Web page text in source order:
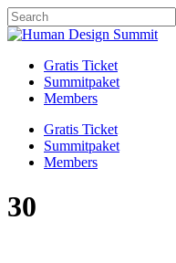
Skip
to
content
Close
Menu
Gratis Ticket
Summitpaket
Members
Gratis Ticket
Summitpaket
Members
30